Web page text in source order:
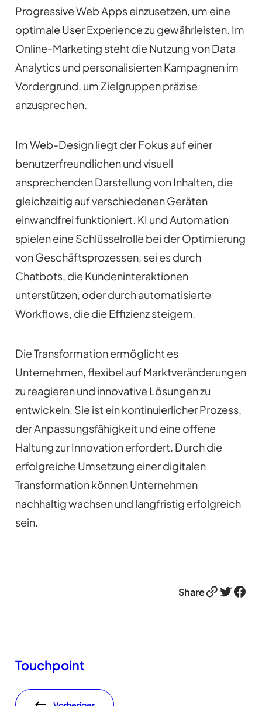
Progressive Web Apps einzusetzen, um eine
optimale User Experience zu gewährleisten. Im
Online-Marketing steht die Nutzung von Data
Analytics und personalisierten Kampagnen im
Vordergrund, um Zielgruppen präzise
anzusprechen.
Im Web-Design liegt der Fokus auf einer
benutzerfreundlichen und visuell
ansprechenden Darstellung von Inhalten, die
gleichzeitig auf verschiedenen Geräten
einwandfrei funktioniert. KI und Automation
spielen eine Schlüsselrolle bei der Optimierung
von Geschäftsprozessen, sei es durch
Chatbots, die Kundeninteraktionen
unterstützen, oder durch automatisierte
Workflows, die die Effizienz steigern.
Die Transformation ermöglicht es
Unternehmen, flexibel auf Marktveränderungen
zu reagieren und innovative Lösungen zu
entwickeln. Sie ist ein kontinuierlicher Prozess,
der Anpassungsfähigkeit und eine offene
Haltung zur Innovation erfordert. Durch die
erfolgreiche Umsetzung einer digitalen
Transformation können Unternehmen
nachhaltig wachsen und langfristig erfolgreich
sein.
ShareLink Twitter Facebook
Touchpoint